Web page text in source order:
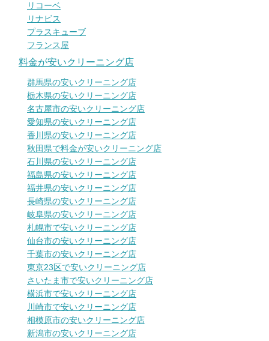
リコーベ
リナビス
プラスキューブ
フランス屋
料金が安いクリーニング店
群馬県の安いクリーニング店
栃木県の安いクリーニング店
名古屋市の安いクリーニング店
愛知県の安いクリーニング店
香川県の安いクリーニング店
秋田県で料金が安いクリーニング店
石川県の安いクリーニング店
福島県の安いクリーニング店
福井県の安いクリーニング店
長崎県の安いクリーニング店
岐阜県の安いクリーニング店
札幌市で安いクリーニング店
仙台市の安いクリーニング店
千葉市の安いクリーニング店
東京23区で安いクリーニング店
さいたま市で安いクリーニング店
横浜市で安いクリーニング店
川崎市で安いクリーニング店
相模原市の安いクリーニング店
新潟市の安いクリーニング店